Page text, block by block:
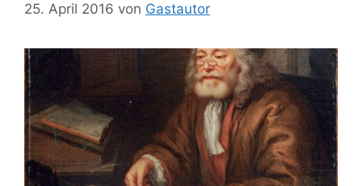
25. April 2016 von Gastautor